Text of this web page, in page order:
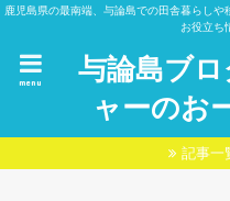
鹿児島県の最南端、与論島での田舎暮らし
お役立ち
与論島ブ
ャーのお
menu
記事一